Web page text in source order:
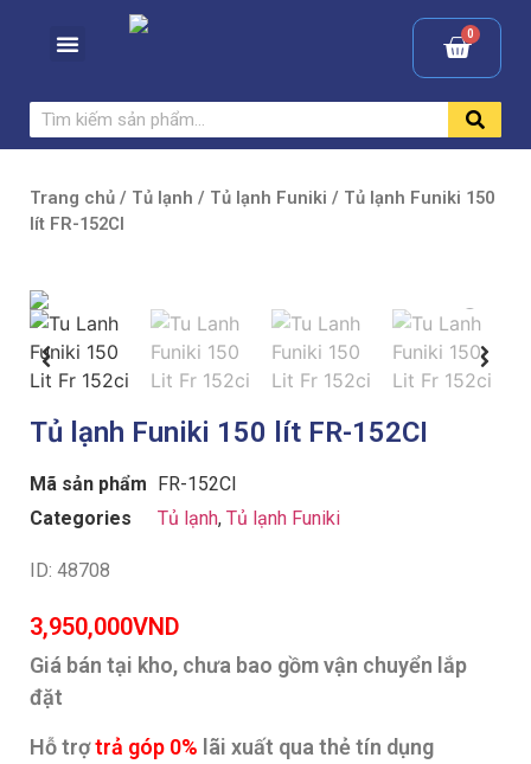
Trang chủ / Tủ lạnh / Tủ lạnh Funiki / Tủ lạnh Funiki 150
lít FR-152CI
Tủ lạnh Funiki 150 lít FR-152CI
Mã sản phẩm FR-152CI
Categories
Tủ lạnh, Tủ lạnh Funiki
ID: 48708
3,950,000VND
Giá bán tại kho, chưa bao gồm vận chuyển lắp
đặt
Hỗ trợtrả góp 0% lãi xuất qua thẻ tín dụng